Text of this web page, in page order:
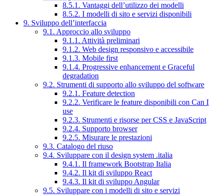
8.5.1. Vantaggi dell’utilizzo dei modelli
8.5.2. I modelli di sito e servizi disponibili
9. Sviluppo dell’interfaccia
9.1. Approccio allo sviluppo
9.1.1. Attività preliminari
9.1.2. Web design responsivo e accessibile
9.1.3. Mobile first
9.1.4. Progressive enhancement e Graceful
degradation
9.2. Strumenti di supporto allo sviluppo del software
9.2.1. Feature detection
9.2.2. Verificare le feature disponibili con Can I
use
9.2.3. Strumenti e risorse per CSS e JavaScript
9.2.4. Supporto browser
9.2.5. Misurare le prestazioni
9.3. Catalogo del riuso
9.4. Sviluppare con il design system .italia
9.4.1. Il framework Bootstrap Italia
9.4.2. Il kit di sviluppo React
9.4.3. Il kit di sviluppo Angular
9.5. Sviluppare con i modelli di sito e servizi